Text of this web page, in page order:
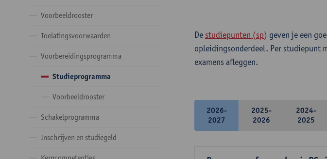
Voorbeeldrooster
Toelatingsvoorwaarden
Voorbereidingsprogramma
Studieprogramma
Voorbeeldrooster
Schakelprogramma
Inschrijven en studiegeld
De studiepunten (sp) geven je een
opleidingsonderdeel. Per studiepunt
examens afleggen.
2026-
2027
2025-
2026
2024-
2025